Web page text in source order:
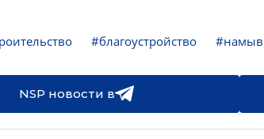
#благоустройство #намыв
NSP новости в